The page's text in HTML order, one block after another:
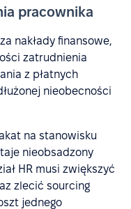
pracownika
nakłady finansowe,
zatrudnienia
z płatnych
nieobecności
na stanowisku
nieobsadzony
HR musi zwiększyć
zlecić sourcing
jednego